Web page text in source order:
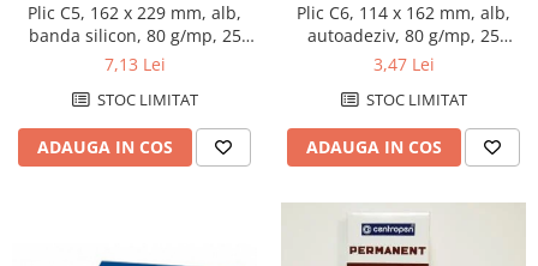
Plic C5, 162 x 229 mm, alb,
banda silicon, 80 g/mp, 25
bucati/set
7,13 Lei
STOC LIMITAT
ADAUGA IN COS
Plic C6, 114 x 162 mm, alb,
autoadeziv, 80 g/mp, 25
bucati/set
3,47 Lei
STOC LIMITAT
ADAUGA IN COS